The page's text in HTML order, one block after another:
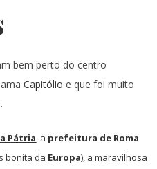
bem perto do centro
Capitólio e que foi muito
.
Pátria, a prefeitura de Roma
bonita da Europa), a maravilhosa